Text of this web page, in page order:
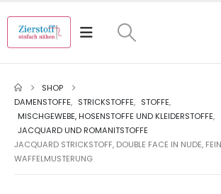
SHOP
DAMENSTOFFE, STRICKSTOFFE, STOFFE,
MISCHGEWEBE, HOSENSTOFFE UND KLEIDERSTOFFE,
JACQUARD UND ROMANITSTOFFE
JACQUARD STRICKSTOFF, DOUBLE FACE IN NUDE,
WAFFELMUSTERUNG